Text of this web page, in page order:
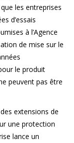
les entreprises
d’essais
à l’Agence
de mise sur le
le produit
peuvent pas être
extensions de
une protection
lance un